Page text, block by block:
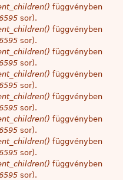
függvényben
sor).
függvényben
sor).
függvényben
sor).
függvényben
sor).
függvényben
sor).
függvényben
sor).
függvényben
sor).
függvényben
sor).